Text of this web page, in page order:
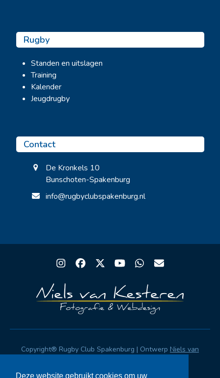
Rugby
Standen en uitslagen
Training
Kalender
Jeugdrugby
Contact
De Kronkels 10
Bunschoten-Spakenburg
info@rugbyclubspakenburg.nl
Instagram
Facebook
TwitterYouTubeWhatsapp
Email
Copyright® Rugby Club Spakenburg | Ontwerp Niels van
Deze website gebruikt cookies om uw